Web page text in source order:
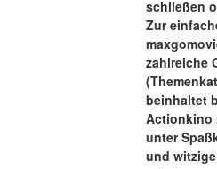
schließen
Zur
zahlreiche
beinhaltet
Actionkino
unter
und